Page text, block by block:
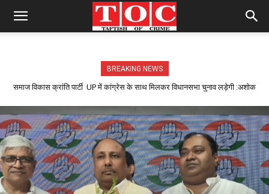
BREAKING NEWS
समाज विकास क्रांति पार्टी UP में कांग्रेस के साथ मिलकर विधानसभा चुनाव लड़ेगी :अशोक